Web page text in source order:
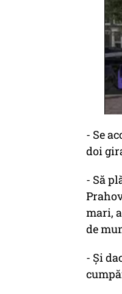
- Se
doi
- Să
mari,
de
- Și